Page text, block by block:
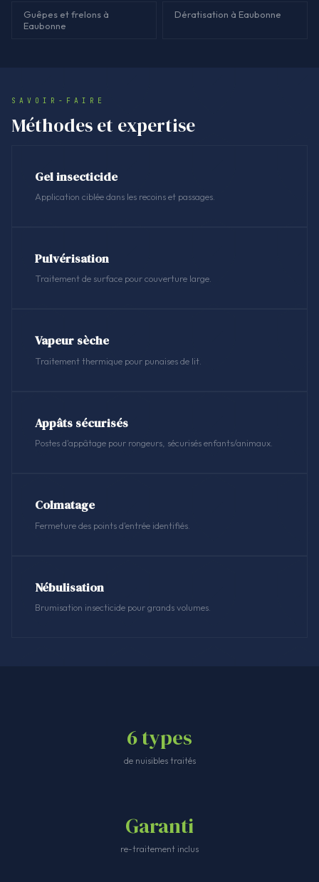
Guêpes et frelons à
Eaubonne
Dératisation à Eaubonne
SAVOIR-FAIRE
Méthodes et expertise
Gel insecticide
Application ciblée dans les recoins et passages.
Pulvérisation
Traitement de surface pour couverture large.
Vapeur sèche
Traitement thermique pour punaises de lit.
Appâts sécurisés
Postes d'appâtage pour rongeurs, sécurisés enfants/animaux.
Colmatage
Fermeture des points d'entrée identifiés.
Nébulisation
Brumisation insecticide pour grands volumes.
6 types
de nuisibles traités
Garanti
re-traitement inclus